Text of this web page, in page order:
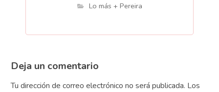
Lo más + Pereira
Deja un comentario
Tu dirección de correo electrónico no será publicada. Los